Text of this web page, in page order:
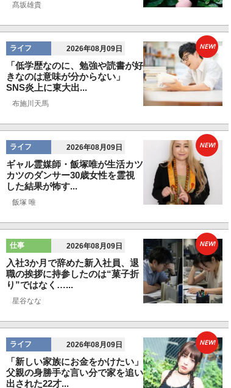
髙坂雄貴
ライフ 2026年08月09日
「低学歴なのに、勉強や読書が好
きなのは意味が分からない」
SNS炎上に東大出...
布施川天馬
NEW!
ライフ 2026年08月09日
ギャル霊媒師・飯塚唯が生活カツ
カツのダンサー30歳女性を霊視
した結果が怖す...
飯塚 唯
NEW!
仕事 2026年08月09日
入社3か月で辞めた新入社員、退
職の挨拶に持参したのは“菓子折
り”ではなく…...
星谷なな
NEW!
ライフ 2026年08月09日
「新しい家族にお金をかけたい」
父親の身勝手な言い分で家を追い
出された22才...
NEW!